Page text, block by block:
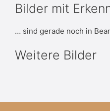
Bilder mit
… sind gerade noch in
Weitere Bilder